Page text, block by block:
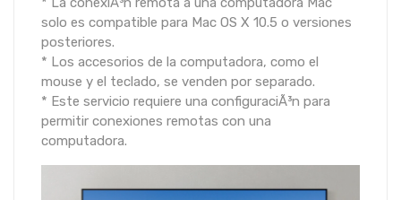
solo es compatible para Mac OS X 10.5 o versiones
posteriores.
* Los accesorios de la computadora, como el
mouse y el teclado, se venden por separado.
* Este servicio requiere una configuraciÃ³n para
permitir conexiones remotas con una
computadora.